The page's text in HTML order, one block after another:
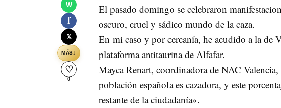
W
f
𝕏
MÁS↓
♡
0
El pasado domingo se celebraron
oscuro, cruel y sádico mundo de la caza.
En mi caso y por cercanía, he acudido a la de
plataforma antitaurina de Alfafar.
Mayca Renart, coordinadora de NAC
población española es cazadora, y este
restante de la ciudadanía».